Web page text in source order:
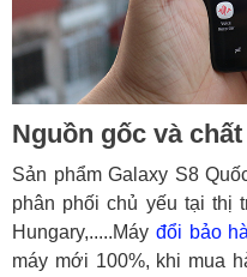
Nguồn gốc và
Sản phẩm Galaxy S8
phân phối chủ yếu tại thị
Hungary,.....Máy đổi bảo
máy mới 100%, khi mua